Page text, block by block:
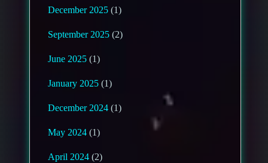
December 2025 (1)
September 2025 (2)
June 2025 (1)
January 2025 (1)
December 2024 (1)
May 2024 (1)
April 2024 (2)